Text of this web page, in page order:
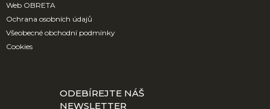
Web OBRETA
Ochrana osobních údajů
Všeobecné obchodní podmínky
Cookies
ODEBÍREJTE NÁŠ
NEWSLETTER